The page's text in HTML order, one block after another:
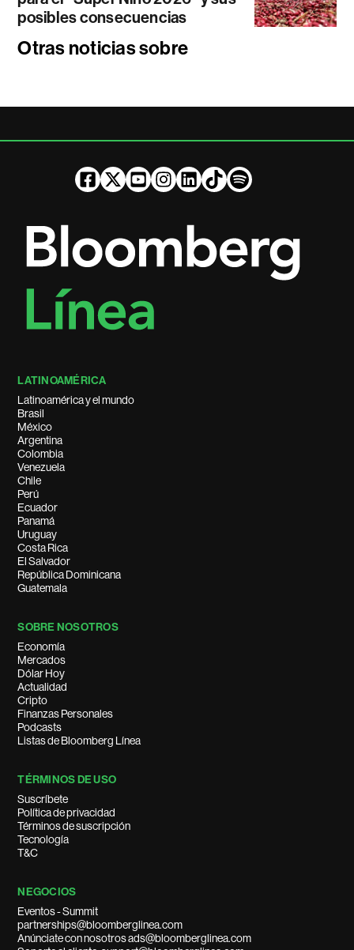
posibles consecuencias
Otras noticias sobre
LATINOAMÉRICA
Latinoamérica y el mundo
Brasil
México
Argentina
Colombia
Venezuela
Chile
Perú
Ecuador
Panamá
Uruguay
Costa Rica
El Salvador
República Dominicana
Guatemala
SOBRE NOSOTROS
Economía
Mercados
Dólar Hoy
Actualidad
Cripto
Finanzas Personales
Podcasts
Listas de Bloomberg Línea
TÉRMINOS DE USO
Suscríbete
Política de privacidad
Términos de suscripción
Tecnología
T&C
NEGOCIOS
Eventos - Summit
partnerships@bloomberglinea.com
Anúnciate con nosotros ads@bloomberglinea.com